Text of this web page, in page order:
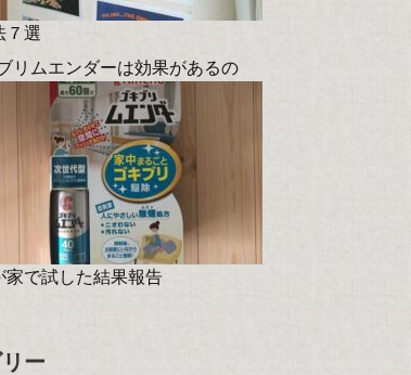
７選
リムエンダーは効果があるの
で試した結果報告
ー